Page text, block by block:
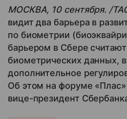
МОСКВА, 10 сентября. /
видит два барьера в
по биометрии
барьером в Сбере
биометрических данных,
дополнительное
Об этом на форуме
вице-президент